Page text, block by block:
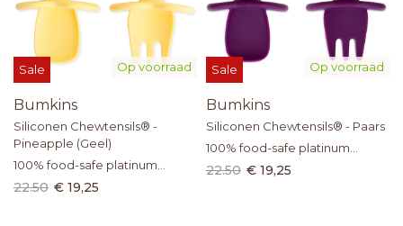
Op voorraad
Sale
Bumkins
Siliconen Chewtensils® -
Pineapple (Geel)
100% food-safe platinum
silicone
22.50 € 19,25
Op voorraad
Sale
Bumkins
Siliconen Chewtensils® - Paars
100% food-safe platinum
silicone
22.50 € 19,25